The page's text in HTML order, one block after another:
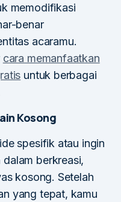
memodifikasi
benar
acaramu.
cara memanfaatkan
untuk berbagai
Kosong
spesifik atau ingin
berkreasi,
kosong. Setelah
yang tepat, kamu